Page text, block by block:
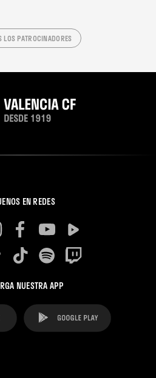
LOS PATROCINADORES
EN REDES
NUESTRA APP